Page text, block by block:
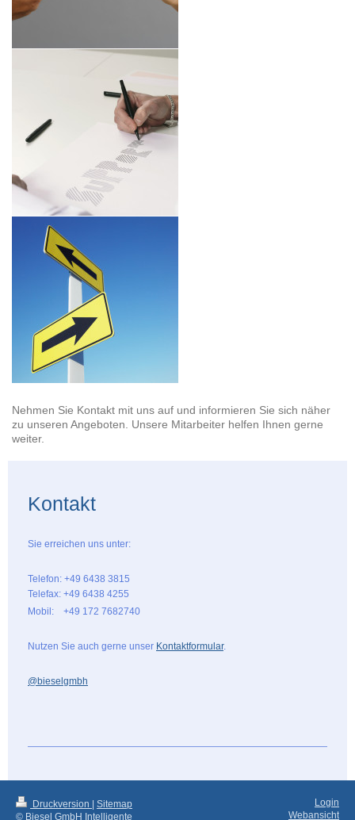
Nehmen Sie Kontakt mit uns auf und informieren Sie sich näher
zu unseren Angeboten. Unsere Mitarbeiter helfen Ihnen gerne
weiter.
Kontakt
Sie erreichen uns unter:
Telefon: +49 6438 3815
Telefax: +49 6438 4255
Mobil: +49 172 7682740
Nutzen Sie auch gerne unser Kontaktformular.
@bieselgmbh
Druckversion | Sitemap
© Biesel GmbH Intelligente
Login
Webansicht